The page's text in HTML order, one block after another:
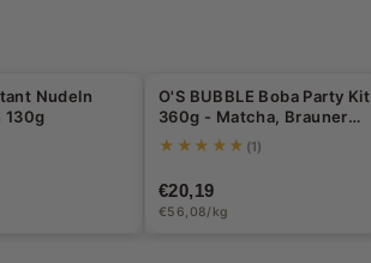
Nudeln
130g
O'S BUBBLE Boba Party Kit
360g - Matcha, Brauner
Zucker, Taro
★★★★★ (1)
€20,19
€56,08/kg